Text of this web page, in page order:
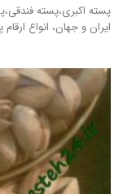
پسته اکبری،پسته
ایران و جهان، انواع